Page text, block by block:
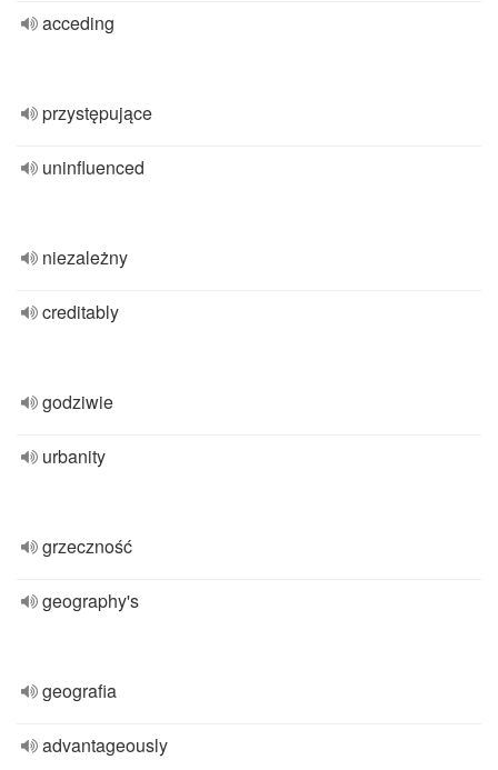
acceding
przystępujące
uninfluenced
niezależny
creditably
godziwie
urbanity
grzeczność
geography's
geografia
advantageously